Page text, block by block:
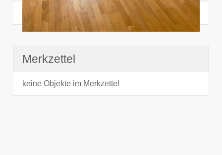
noch nichts angesehen
Merkzettel
keine Objekte im Merkzettel